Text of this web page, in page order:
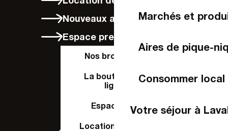
Marchés et
Aires de pique-
Consommer local
Votre séjour à
Nouveaux arrivants
Espace presse
Nos brochures
La boutique en
ligne
Espace Pro
Location de salle